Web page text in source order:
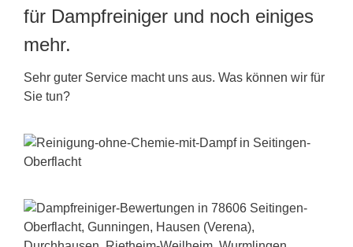
für Dampfreiniger und noch einiges
mehr.
Sehr guter Service macht uns aus. Was können wir für
Sie tun?